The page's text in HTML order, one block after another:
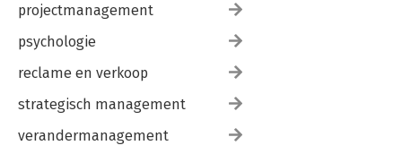
projectmanagement
psychologie
reclame en verkoop
strategisch management
verandermanagement